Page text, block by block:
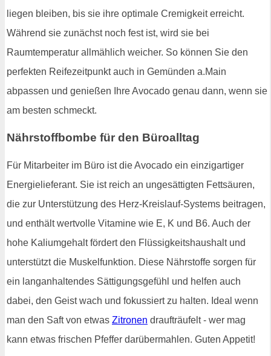
liegen bleiben, bis sie ihre optimale Cremigkeit erreicht.
Während sie zunächst noch fest ist, wird sie bei
Raumtemperatur allmählich weicher. So können Sie den
perfekten Reifezeitpunkt auch in Gemünden a.Main
abpassen und genießen Ihre Avocado genau dann, wenn sie
am besten schmeckt.
Nährstoffbombe für den Büroalltag
Für Mitarbeiter im Büro ist die Avocado ein einzigartiger
Energielieferant. Sie ist reich an ungesättigten Fettsäuren,
die zur Unterstützung des Herz-Kreislauf-Systems beitragen,
und enthält wertvolle Vitamine wie E, K und B6. Auch der
hohe Kaliumgehalt fördert den Flüssigkeitshaushalt und
unterstützt die Muskelfunktion. Diese Nährstoffe sorgen für
ein langanhaltendes Sättigungsgefühl und helfen auch
dabei, den Geist wach und fokussiert zu halten. Ideal wenn
man den Saft von etwas Zitronen draufträufelt - wer mag
kann etwas frischen Pfeffer darübermahlen. Guten Appetit!